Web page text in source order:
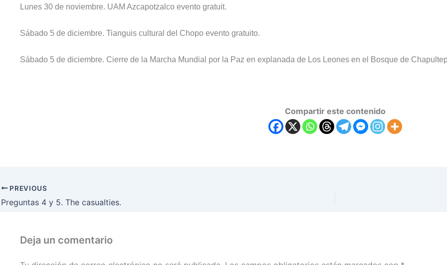
Lunes 30 de noviembre. UAM Azcapotzalco evento gratuit.
Sábado 5 de diciembre. Tianguis cultural del Chopo evento gratuito.
Sábado 5 de diciembre. Cierre de la Marcha Mundial por la Paz en explanada de Los Leones en el Bosque de
Compartir este contenido
PREVIOUS
Preguntas 4 y 5. The casualties.
Deja un comentario